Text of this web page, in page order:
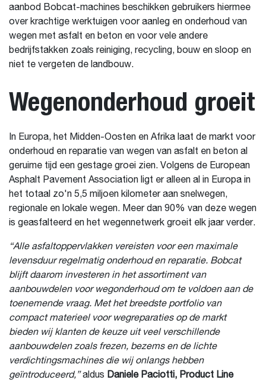
aanbod Bobcat-machines beschikken gebruikers hiermee
over krachtige werktuigen voor aanleg en onderhoud van
wegen met asfalt en beton en voor vele andere
bedrijfstakken zoals reiniging, recycling, bouw en sloop en
niet te vergeten de landbouw.
Wegenonderhoud groeit
In Europa, het Midden-Oosten en Afrika laat de markt voor
onderhoud en reparatie van wegen van asfalt en beton al
geruime tijd een gestage groei zien. Volgens de European
Asphalt Pavement Association ligt er alleen al in Europa in
het totaal zo'n 5,5 miljoen kilometer aan snelwegen,
regionale en lokale wegen. Meer dan 90% van deze wegen
is geasfalteerd en het wegennetwerk groeit elk jaar verder.
“Alle asfaltoppervlakken vereisten voor een maximale
levensduur regelmatig onderhoud en reparatie. Bobcat
blijft daarom investeren in het assortiment van
aanbouwdelen voor wegonderhoud om te voldoen aan de
toenemende vraag. Met het breedste portfolio van
compact materieel voor wegreparaties op de markt
bieden wij klanten de keuze uit veel verschillende
aanbouwdelen zoals frezen, bezems en de lichte
verdichtingsmachines die wij onlangs hebben
geïntroduceerd,”aldus Daniele Paciotti, Product Line